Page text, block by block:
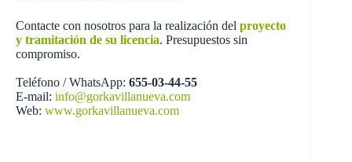
Contacte con nosotros para la realización del proyecto
y tramitación de su licencia. Presupuestos sin
compromiso.
Teléfono / WhatsApp: 655-03-44-55
E-mail: info@gorkavillanueva.com
Web: www.gorkavillanueva.com